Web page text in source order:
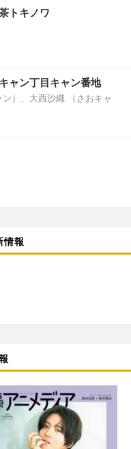
トキノワ
ャン丁目キャン番地
）、大西沙織 （さおキャ
情報